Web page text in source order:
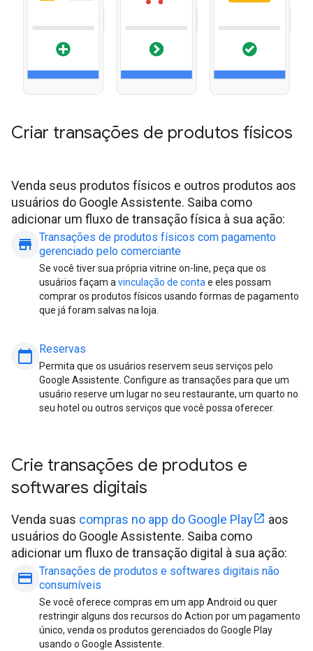
Criar transações de produtos físicos
Venda seus produtos físicos e outros produtos aos
usuários do Google Assistente. Saiba como
adicionar um fluxo de transação física à sua ação:
store Transações de produtos físicos com pagamento
gerenciado pelo comerciante
Se você tiver sua própria vitrine on-line, peça que os
usuários façam a vinculação de conta e eles possam
comprar os produtos físicos usando formas de pagamento
que já foram salvas na loja.
calendar_today Reservas
Permita que os usuários reservem seus serviços pelo
Google Assistente. Configure as transações para que um
usuário reserve um lugar no seu restaurante, um quarto no
seu hotel ou outros serviços que você possa oferecer.
Crie transações de produtos e
softwares digitais
Venda suas compras no app do Google Play
aos
usuários do Google Assistente. Saiba como
adicionar um fluxo de transação digital à sua ação:
payment Transações de produtos e softwares digitais não
consumíveis
Se você oferece compras em um app Android ou quer
restringir alguns dos recursos do Action por um pagamento
único, venda os produtos gerenciados do Google Play
usando o Google Assistente.